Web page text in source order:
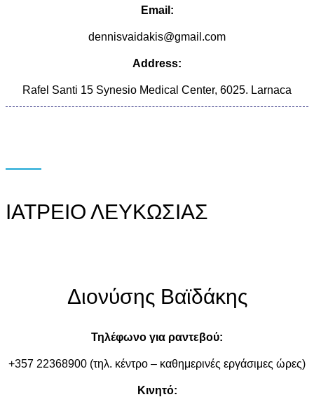
Email:
dennisvaidakis@gmail.com
Address:
Rafel Santi 15 Synesio Medical Center, 6025. Larnaca
ΙΑΤΡΕΙΟ ΛΕΥΚΩΣΙΑΣ
Διονύσης Βαϊδάκης
Τηλέφωνο για ραντεβού:
+357 22368900 (τηλ. κέντρο – καθημερινές εργάσιμες ώρες)
Κινητό: